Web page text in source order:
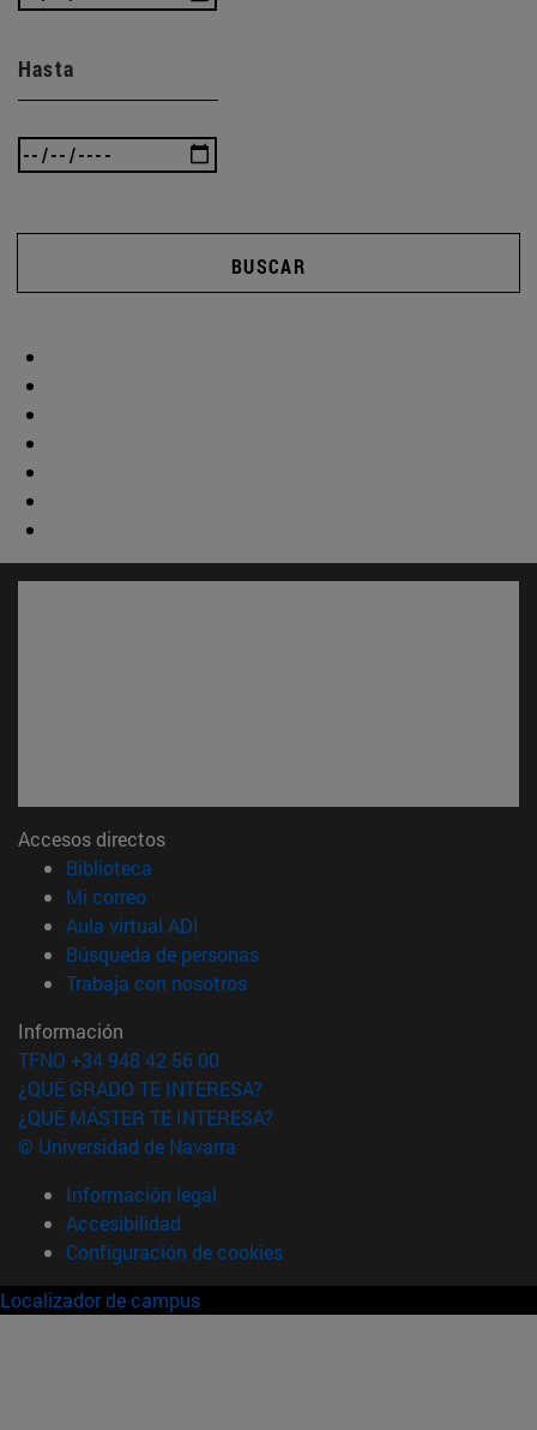
Hasta
BUSCAR
Accesos directos
Biblioteca
Mi correo(abre en nueva ventana)
Aula virtual ADI
Búsqueda de personas(abre en nueva ventana)
Trabaja con nosotros(abre en nueva ventana)
Información
TFNO +34 948 42 56 00
¿QUÉ GRADO TE INTERESA?
¿QUÉ MÁSTER TE INTERESA?
© Universidad de Navarra
Información legal
Accesibilidad
Configuración de cookies
Localizador de campus